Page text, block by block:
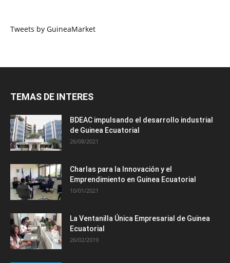
Tweets by GuineaMarket
TEMAS DE INTERES
BDEAC impulsando el desarrollo industrial
de Guinea Ecuatorial
26/08/2021
Charlas para la Innovación y el
Emprendimiento en Guinea Ecuatorial
10/01/2021
La Ventanilla Única Empresarial de Guinea
Ecuatorial
26/02/2019